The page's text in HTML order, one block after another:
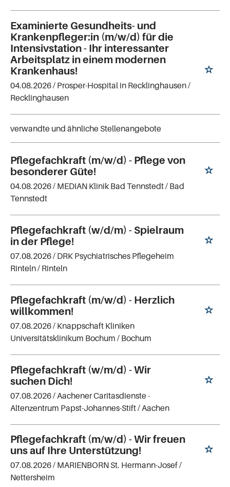
Examinierte Gesundheits- und
Krankenpfleger:in (m/w/d) für die
Intensivstation - Ihr interessanter
Arbeitsplatz in einem modernen
Krankenhaus!
04.08.2026 / Prosper-Hospital in Recklinghausen/
Recklinghausen
verwandte und ähnliche Stellenangebote
Pflegefachkraft (m/w/d) - Pflege von
besonderer Güte!
04.08.2026 / MEDIAN Klinik Bad Tennstedt/ Bad
Tennstedt
Pflegefachkraft (w/d/m) - Spielraum
in der Pflege!
07.08.2026 / DRK Psychiatrisches Pflegeheim
Rinteln/ Rinteln
Pflegefachkraft (m/w/d) - Herzlich
willkommen!
07.08.2026 / Knappschaft Kliniken
Universitätsklinikum Bochum / Bochum
Pflegefachkraft (w/m/d) - Wir
suchen Dich!
07.08.2026 / Aachener Caritasdienste -
Altenzentrum Papst-Johannes-Stift/ Aachen
Pflegefachkraft (m/w/d) - Wir freuen
uns auf Ihre Unterstützung!
07.08.2026 / MARIENBORN St. Hermann-Josef/
Nettersheim